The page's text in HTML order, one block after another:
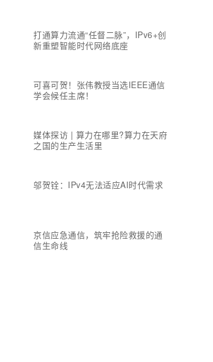
打通算力流通“任督二脉”，IPv6+创
新重塑智能时代网络底座
可喜可贺！张伟教授当选IEEE通信
学会候任主席！
媒体探访 | 算力在哪里?算力在天府
之国的生产生活里
邬贺铨：IPv4无法适应AI时代需求
京信应急通信，筑牢抢险救援的通
信生命线